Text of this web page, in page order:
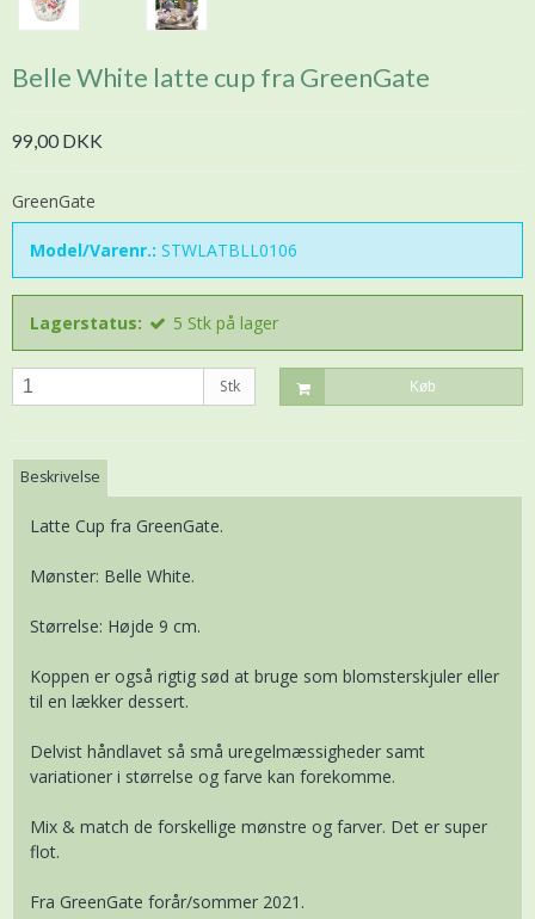
Belle White latte cup fra GreenGate
99,00 DKK
GreenGate
Model/Varenr.: STWLATBLL0106
Lagerstatus: 5 Stk på lager
Stk Køb
Beskrivelse
Latte Cup fra GreenGate.
Mønster: Belle White.
Størrelse: Højde 9 cm.
Koppen er også rigtig sød at bruge som blomsterskjuler eller
til en lækker dessert.
Delvist håndlavet så små uregelmæssigheder samt
variationer i størrelse og farve kan forekomme.
Mix & match de forskellige mønstre og farver. Det er super
flot.
Fra GreenGate forår/sommer 2021.